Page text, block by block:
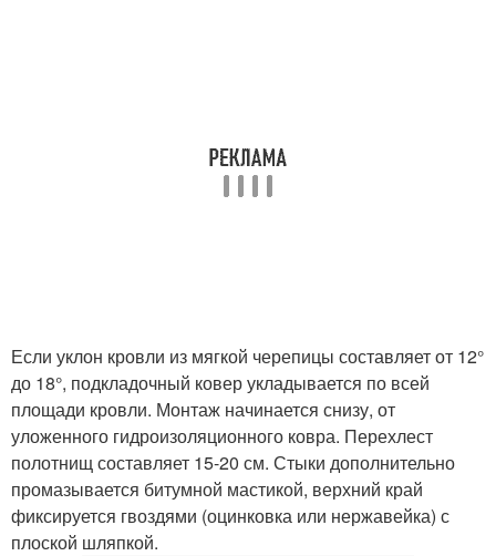
Если уклон кровли из мягкой черепицы составляет от 12°
до 18°, подкладочный ковер укладывается по всей
площади кровли. Монтаж начинается снизу, от
уложенного гидроизоляционного ковра. Перехлест
полотнищ составляет 15-20 см. Стыки дополнительно
промазывается битумной мастикой, верхний край
фиксируется гвоздями (оцинковка или нержавейка) с
плоской шляпкой.